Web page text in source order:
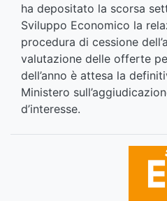
ha depositato la scorsa
Sviluppo Economico la
procedura di cessione
valutazione delle offerte
dell’anno è attesa la
Ministero
d’interesse.